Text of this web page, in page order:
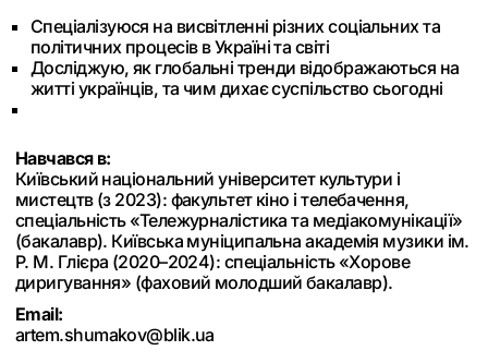
Спеціалізуюся на висвітленні різних соціальних та
політичних процесів в Україні та світі
Досліджую, як глобальні тренди відображаються на
житті українців, та чим дихає суспільство сьогодні
Навчався в:
Київський національний університет культури і
мистецтв (з 2023): факультет кіно і телебачення,
спеціальність «Тележурналістика та медіакомунікації»
(бакалавр). Київська муніципальна академія музики ім.
Р. М. Глієра (2020–2024): спеціальність «Хорове
диригування» (фаховий молодший бакалавр).
Email:
artem.shumakov@blik.ua